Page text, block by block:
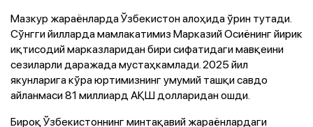
Мазкур жараёнларда Ўзбекистон алоҳида ўрин тутади.
Сўнгги йилларда мамлакатимиз Марказий Осиёнинг йирик
иқтисодий марказларидан бири сифатидаги мавқеини
сезиларли даражада мустаҳкамлади. 2025 йил
якунларига кўра юртимизнинг умумий ташқи савдо
айланмаси 81 миллиард АҚШ долларидан ошди.
Бироқ Ўзбекистоннинг минтақавий жараёнлардаги